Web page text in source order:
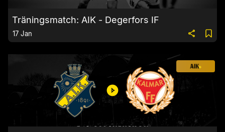
Träningsmatch: AIK - Degerfors IF
17 Jan